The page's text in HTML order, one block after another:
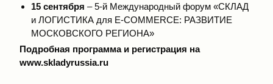
15 сентября – 5-й Международный форум «СКЛАД
и ЛОГИСТИКА для E-COMMERCE: РАЗВИТИЕ
МОСКОВСКОГО РЕГИОНА»
Подробная программа и регистрация на
www.skladyrussia.ru